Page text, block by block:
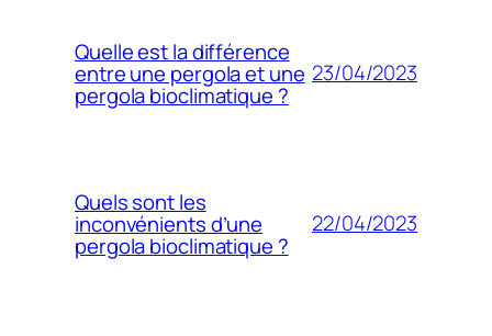
Quelle est la différence
entre une pergola et une
pergola bioclimatique ?
23/04/2023
Quels sont les
inconvénients d’une
pergola bioclimatique ?
22/04/2023